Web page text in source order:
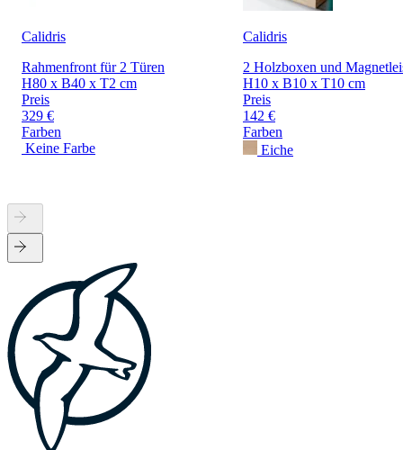
Calidris
Rahmenfront für 2 Türen
H80 x B40 x T2 cm
Preis
329 €
Farben
Keine Farbe
Calidris
2 Holzboxen und
H10 x B10 x T10 cm
Preis
142 €
Farben
Eiche